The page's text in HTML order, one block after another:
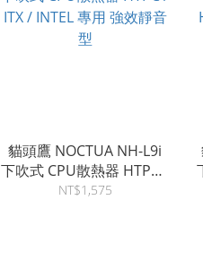
貓頭鷹 NOCTUA NH-L9i
下吹式 CPU散熱器 HTPC /
ITX / INTEL 專用 強效靜音
NT$1,575